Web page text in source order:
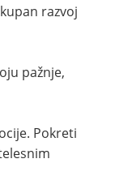
razvoj
pažnje,
Pokreti